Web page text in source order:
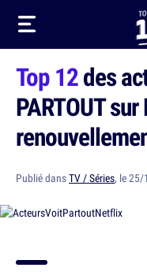
Top 12des
PARTOUT
Publié dansTV / Séries, le